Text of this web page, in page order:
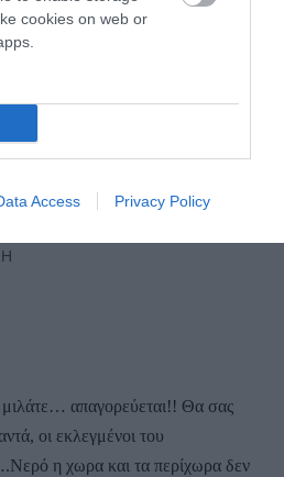
cookies on web or
Access Privacy Policy
η πρώτη δημοσίευση που δεν
,από μακριά μυρίζει η χεσμενη
ξεκινάει το πάρτυ !!Οσο για
απαγορεύεται!! Θα σας
οι εκλεγμένοι του
η χωρα και τα περίχωρα δεν